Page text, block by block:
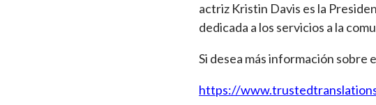
actriz Kristin Davis es la
dedicada a los servicios a la
Si desea más información sobre
https://